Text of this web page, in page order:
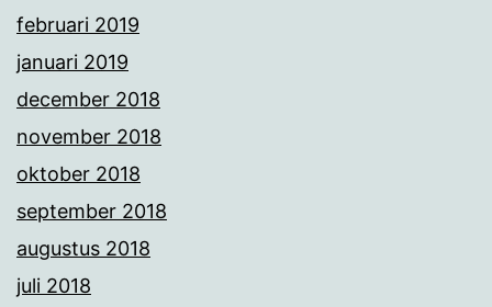
februari 2019
januari 2019
december 2018
november 2018
oktober 2018
september 2018
augustus 2018
juli 2018